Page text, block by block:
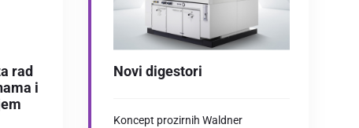
rad
i
Novi digestori
Koncept prozirnih Waldner